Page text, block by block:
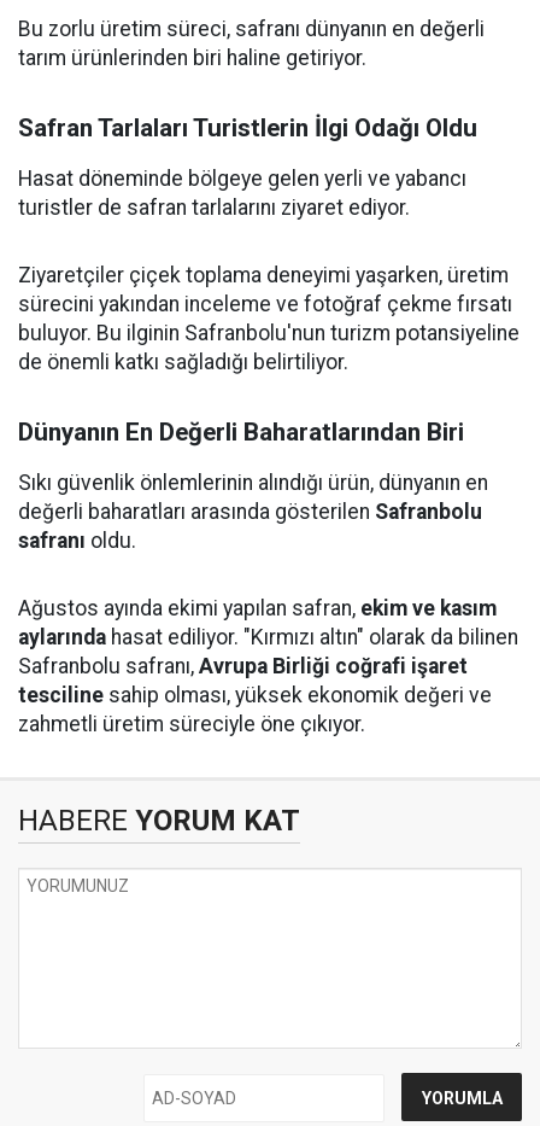
Bu zorlu üretim süreci, safranı dünyanın en değerli
tarım ürünlerinden biri haline getiriyor.
Safran Tarlaları Turistlerin İlgi Odağı Oldu
Hasat döneminde bölgeye gelen yerli ve yabancı
turistler de safran tarlalarını ziyaret ediyor.
Ziyaretçiler çiçek toplama deneyimi yaşarken, üretim
sürecini yakından inceleme ve fotoğraf çekme fırsatı
buluyor. Bu ilginin Safranbolu'nun turizm potansiyeline
de önemli katkı sağladığı belirtiliyor.
Dünyanın En Değerli Baharatlarından Biri
Sıkı güvenlik önlemlerinin alındığı ürün, dünyanın en
değerli baharatları arasında gösterilen Safranbolu
safranı oldu.
Ağustos ayında ekimi yapılan safran, ekim ve kasım
aylarında hasat ediliyor. "Kırmızı altın" olarak da bilinen
Safranbolu safranı, Avrupa Birliği coğrafi işaret
tesciline sahip olması, yüksek ekonomik değeri ve
zahmetli üretim süreciyle öne çıkıyor.
HABERE YORUM KAT